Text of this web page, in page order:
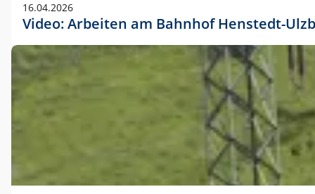
16.04.2026
Video: Arbeiten am Bahnhof Henstedt-